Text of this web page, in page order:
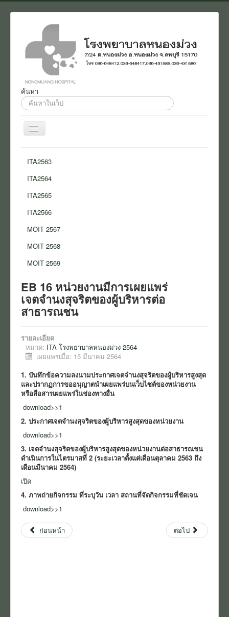
ค้นหา
ค้นหา...
สลับ
เน
เก
ชั่น
ข่าว
สมัครงาน
งานจัดซื้อจัดจ้าง
การเงิน
แบบแสดง สขร.
ITA โรงพยาบาลหนองม่วง
ITA สสอ.หนองม่วง
ITA2563
ITA2564
ITA2565
ITA2566
MOIT 2567
MOIT 2568
MOIT 2569
EB 16 หน่วยงานมีการเผยแพร่
เจตจำนงสุจริตของผู้บริหารต่อ
สาธารณชน
รายละเอียด
หมวด: ITA โรงพยาบาลหนองม่วง 2564
เผยแพร่เมื่อ: 15 มีนาคม 2564
1. บันทึกข้อความลงนามประกาศเจตจำนงสุจริตของผู้บริหารสูงสุด
และปรากฏการขออนุญาตนำเผยแพร่บนเว็บไซต์ของหน่วยงาน
หรือสื่อสารเผยแพร่ในช่องทางอื่น
download>>1
2. ประกาศเจตจำนงสุจริตของผู้บริหารสูงสุดของหน่วยงาน
download>>1
3. เจตจำนงสุจริตของผู้บริหารสูงสุดของหน่วยงานต่อสาธารณชน
ดำเนินการในไตรมาสที่ 2 (ระยะเวลาตั้งแต่เดือนตุลาคม 2563 ถึง
เดือนมีนาคม 2564)
เปิด
4. ภาพถ่ายกิจกรรม ที่ระบุวัน เวลา สถานที่จัดกิจกรรมที่ชัดเจน
download>>1
ก่อนหน้า ต่อไป